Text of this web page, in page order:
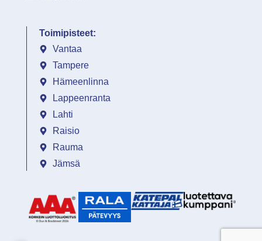
Toimipisteet:
Vantaa
Tampere
Hämeenlinna
Lappeenranta
Lahti
Raisio
Rauma
Jämsä